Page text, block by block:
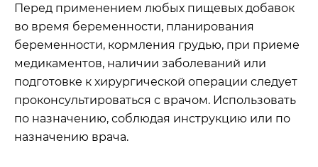
Перед применением любых пищевых добавок
во время беременности, планирования
беременности, кормления грудью, при приеме
медикаментов, наличии заболеваний или
подготовке к хирургической операции следует
проконсультироваться с врачом. Использовать
по назначению, соблюдая инструкцию или по
назначению врача.